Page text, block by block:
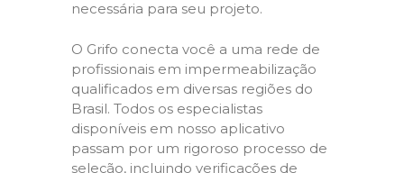
necessária para seu projeto.
O Grifo conecta você a uma rede de
profissionais em impermeabilização
qualificados em diversas regiões do
Brasil. Todos os especialistas
disponíveis em nosso aplicativo
passam por um rigoroso processo de
seleção, incluindo verificações de